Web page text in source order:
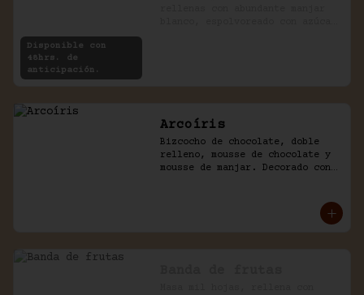
Disponible con
48hrs. de
anticipación.
Arcoíris
Bizcocho de chocolate, doble
relleno, mousse de chocolate y
mousse de manjar. Decorado con